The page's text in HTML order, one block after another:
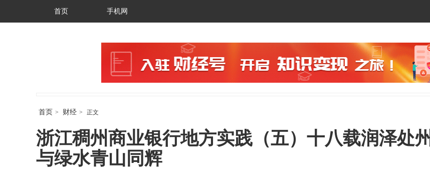
首页 手机网
首页 > 财经 > 正文
浙江稠州商业银行地方实践（五）十八载润泽处州
与绿水青山同辉